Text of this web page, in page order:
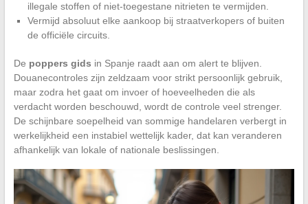
illegale stoffen of niet-toegestane nitrieten te vermijden.
Vermijd absoluut elke aankoop bij straatverkopers of buiten
de officiële circuits.
De poppers gids in Spanje raadt aan om alert te blijven.
Douanecontroles zijn zeldzaam voor strikt persoonlijk gebruik,
maar zodra het gaat om invoer of hoeveelheden die als
verdacht worden beschouwd, wordt de controle veel strenger.
De schijnbare soepelheid van sommige handelaren verbergt in
werkelijkheid een instabiel wettelijk kader, dat kan veranderen
afhankelijk van lokale of nationale beslissingen.